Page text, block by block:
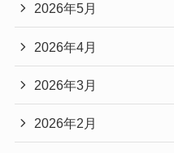
2026年5月
2026年4月
2026年3月
2026年2月